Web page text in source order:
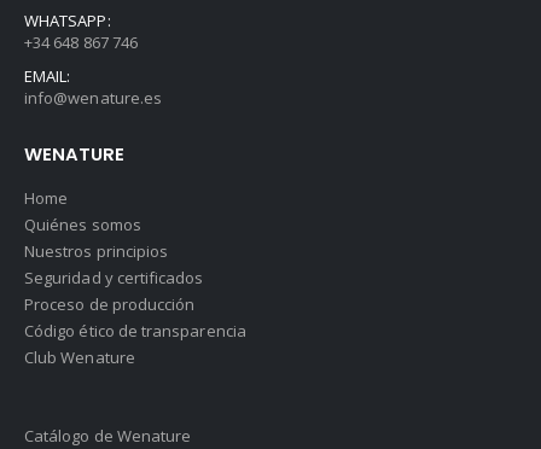
WHATSAPP:
+34 648 867 746
EMAIL:
info@wenature.es
WENATURE
Home
Quiénes somos
Nuestros principios
Seguridad y certificados
Proceso de producción
Código ético de transparencia
Club Wenature
Catálogo de Wenature